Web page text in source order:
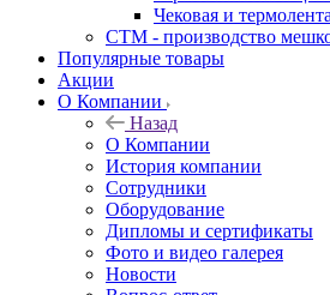
Чековая и термолента
СТМ - производство
Популярные товары
Акции
О Компании
Назад
О Компании
История компании
Сотрудники
Оборудование
Дипломы и сертификаты
Фото и видео галерея
Новости